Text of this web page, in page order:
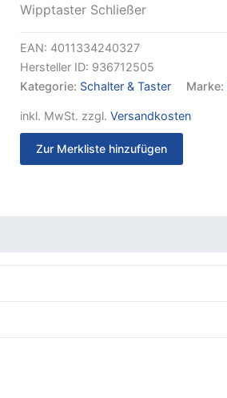
Wipptaster Schließer
EAN: 4011334240327
Hersteller ID: 936712505
Kategorie: Schalter & Taster Marke:
inkl. MwSt. zzgl. Versandkosten
Zur Merkliste hinzufügen